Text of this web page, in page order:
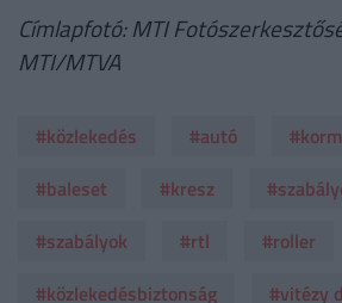
Címlapfotó: MTI
MTI/MTVA
#közlekedés #autó
#baleset
#kresz
#szabályok
#rtl
#roller
#közlekedésbiztonság
#vitézy